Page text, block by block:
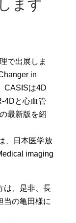
ます
で出展しま
in
CASISは4D
4Dと心血管
最新版を紹
、日本医学放
imaging
は、是非、長
当の亀田様に